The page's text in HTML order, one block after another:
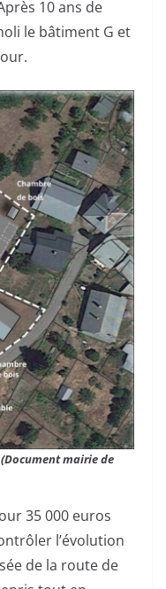
10 ans de
le bâtiment G et
(Document mairie de
35 000 euros
l’évolution
de la route de